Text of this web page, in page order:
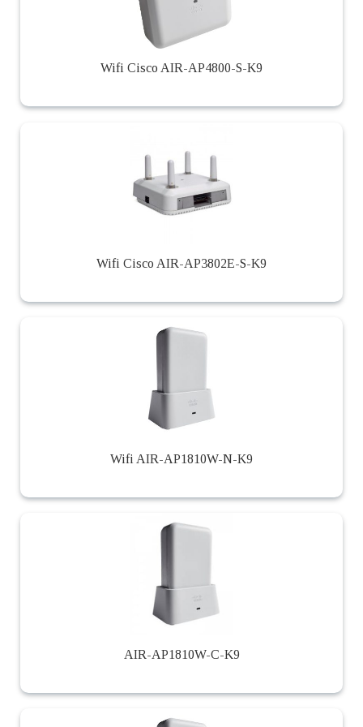
Wifi Cisco AIR-AP4800-S-K9
Wifi Cisco AIR-AP3802E-S-K9
Wifi AIR-AP1810W-N-K9
AIR-AP1810W-C-K9